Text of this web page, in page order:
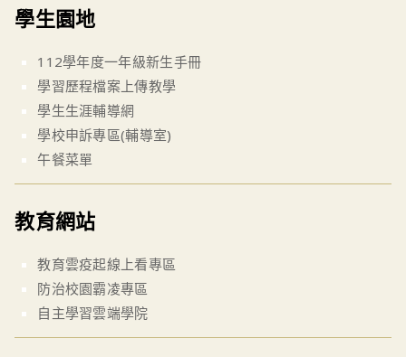
學生園地
112學年度一年級新生手冊
學習歷程檔案上傳教學
學生生涯輔導網
學校申訴專區(輔導室)
午餐菜單
教育網站
教育雲疫起線上看專區
防治校園霸凌專區
自主學習雲端學院